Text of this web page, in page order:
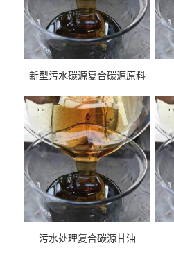
新型污水碳源复合碳源原料
污水处理复合碳源甘油